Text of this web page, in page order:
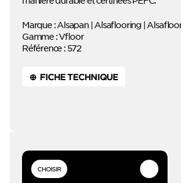
Marque : Alsapan | Alsaflooring |
Gamme : Vfloor
Référence : 572
⊕ FICHE TECHNIQUE
CHOISIR